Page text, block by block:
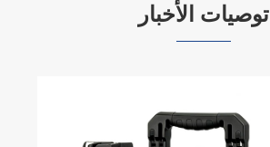
توصيات الأخبار
يعزز التصميم المعياري الكفاءة التشغيلية